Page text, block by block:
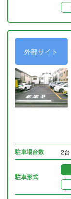
外部サイト
駐車場台数 2台
駐車形式